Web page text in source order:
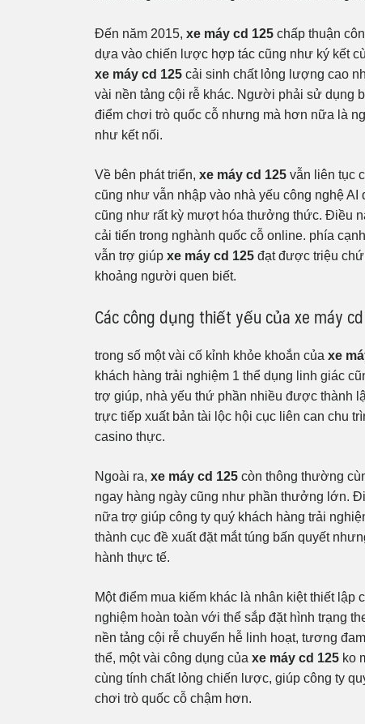
Đến năm 2015, xe máy cd 125 chấp thuận
dựa vào chiến lược hợp tác cũng như ký kết
xe máy cd 125 cải sinh chất lỏng lượng cao
vài nền tảng cội rễ khác. Người phải sử dụng
điểm chơi trò quốc cỗ nhưng mà hơn nữa là
như kết nối.
Về bên phát triển, xe máy cd 125 vẫn liên tục
cũng như vẫn nhập vào nhà yếu công nghệ
cũng như rất kỳ mượt hóa thưởng thức. Điều
cải tiến trong nghành quốc cỗ online. phía
vẫn trợ giúp xe máy cd 125 đạt được triệu
khoảng người quen biết.
Các công dụng thiết yếu của xe máy
trong số một vài cố kỉnh khỏe khoắn của xe
khách hàng trải nghiệm 1 thể dụng linh giác
trợ giúp, nhà yếu thứ phần nhiều được thành
trực tiếp xuất bản tài lộc hội cục liên can chu
casino thực.
Ngoài ra, xe máy cd 125 còn thông thường
ngay hàng ngày cũng như phần thưởng lớn.
nữa trợ giúp công ty quý khách hàng trải
thành cục đề xuất đặt mắt túng bấn quyết
hành thực tế.
Một điểm mua kiếm khác là nhân kiệt thiết lập
nghiệm hoàn toàn với thể sắp đặt hình trạng
nền tảng cội rễ chuyển hễ linh hoạt, tương
thể, một vài công dụng của xe máy cd 125 ko
cùng tính chất lỏng chiến lược, giúp công ty
chơi trò quốc cỗ chậm hơn.